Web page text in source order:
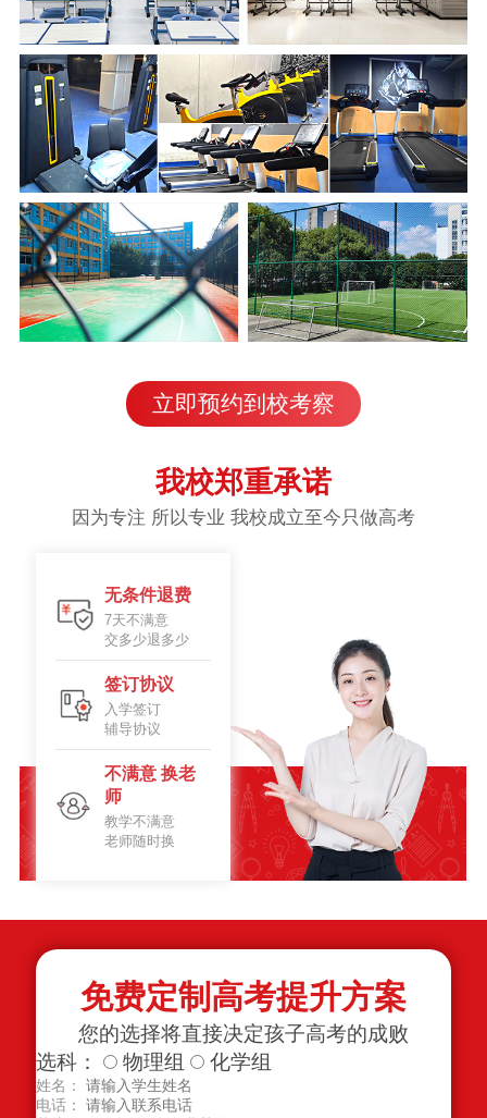
立即预约到校考察
我校郑重承诺
因为专注 所以专业 我校成立至今只做高考
无条件退费
7天不满意
交多少退多少
签订协议
入学签订
辅导协议
不满意 换老
师
教学不满意
老师随时换
免费定制高考提升方案
您的选择将直接决定孩子高考的成败
选科：
物理组 化学组
姓名：
电话：